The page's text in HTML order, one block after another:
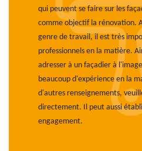
qui peuvent se faire sur les
comme objectif la rénovation.
genre de travail, il est très
professionnels en la matière.
adresser à un façadier à
beaucoup d'expérience en la
d'autres renseignements,
directement. Il peut aussi
engagement.